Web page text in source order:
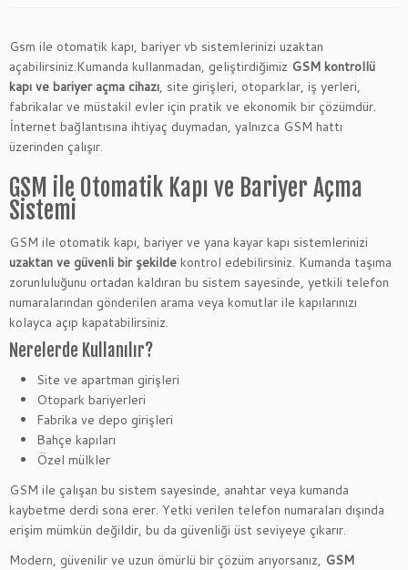
Gsm ile otomatik kapı, bariyer vb sistemlerinizi uzaktan
açabilirsiniz.Kumanda kullanmadan, geliştirdiğimiz GSM kontrollü
kapı ve bariyer açma cihazı, site girişleri, otoparklar, iş yerleri,
fabrikalar ve müstakil evler için pratik ve ekonomik bir çözümdür.
İnternet bağlantısına ihtiyaç duymadan, yalnızca GSM hattı
üzerinden çalışır.
GSM ile Otomatik Kapı ve Bariyer Açma
Sistemi
GSM ile otomatik kapı, bariyer ve yana kayar kapı sistemlerinizi
uzaktan ve güvenli bir şekilde kontrol edebilirsiniz. Kumanda taşıma
zorunluluğunu ortadan kaldıran bu sistem sayesinde, yetkili telefon
numaralarından gönderilen arama veya komutlar ile kapılarınızı
kolayca açıp kapatabilirsiniz.
Nerelerde Kullanılır?
Site ve apartman girişleri
Otopark bariyerleri
Fabrika ve depo girişleri
Bahçe kapıları
Özel mülkler
GSM ile çalışan bu sistem sayesinde, anahtar veya kumanda
kaybetme derdi sona erer. Yetki verilen telefon numaraları dışında
erişim mümkün değildir, bu da güvenliği üst seviyeye çıkarır.
Modern, güvenilir ve uzun ömürlü bir çözüm arıyorsanız, GSM